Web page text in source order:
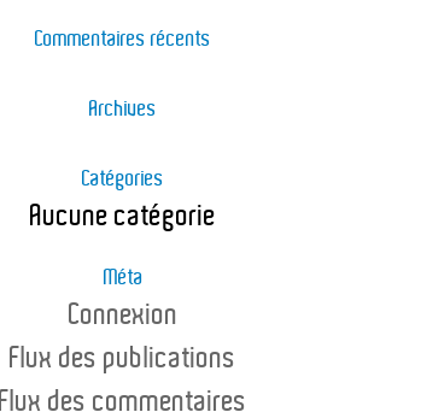
Commentaires récents
Archives
Catégories
Aucune catégorie
Méta
Connexion
Flux des publications
Flux des commentaires